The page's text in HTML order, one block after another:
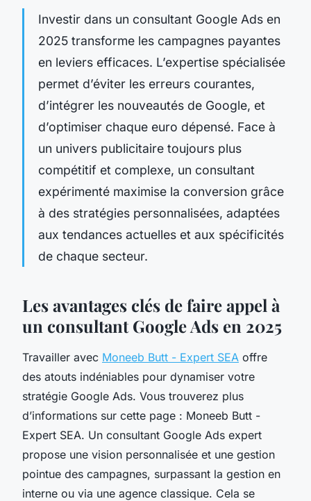
Investir dans un consultant Google Ads en
2025 transforme les campagnes payantes
en leviers efficaces. L’expertise spécialisée
permet d’éviter les erreurs courantes,
d’intégrer les nouveautés de Google, et
d’optimiser chaque euro dépensé. Face à
un univers publicitaire toujours plus
compétitif et complexe, un consultant
expérimenté maximise la conversion grâce
à des stratégies personnalisées, adaptées
aux tendances actuelles et aux spécificités
de chaque secteur.
Les avantages clés de faire appel à
un consultant Google Ads en 2025
Travailler avec Moneeb Butt - Expert SEA offre
des atouts indéniables pour dynamiser votre
stratégie Google Ads. Vous trouverez plus
d’informations sur cette page : Moneeb Butt -
Expert SEA. Un consultant Google Ads expert
propose une vision personnalisée et une gestion
pointue des campagnes, surpassant la gestion en
interne ou via une agence classique. Cela se